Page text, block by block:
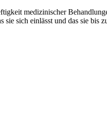
medizinischer
sich einlässt und das sie bis